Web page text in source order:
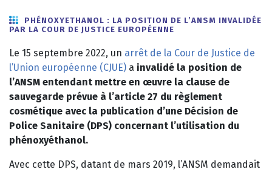
PHÉNOXYETHANOL : LA POSITION DE L’ANSM INVALIDÉE
PAR LA COUR DE JUSTICE EUROPÉENNE
Le 15 septembre 2022, un arrêt de la Cour de Justice de
l’Union européenne (CJUE) a invalidé la position de
l’ANSM entendant mettre en œuvre la clause de
sauvegarde prévue à l’article 27 du règlement
cosmétique avec la publication d’une Décision de
Police Sanitaire (DPS) concernant l’utilisation du
phénoxyéthanol.
Avec cette DPS, datant de mars 2019, l’ANSM demandait